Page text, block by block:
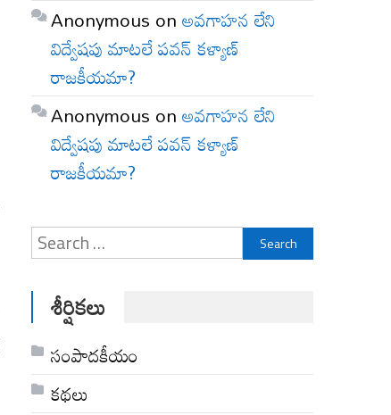
Anonymous onఅవగాహన లేని
విద్వేషపు మాటలే పవన్ కళ్యాణ్
రాజకీయమా?
Anonymous onఅవగాహన లేని
విద్వేషపు మాటలే పవన్ కళ్యాణ్
రాజకీయమా?
Search
for:
శీర్షికలు
సంపాదకీయం
కథలు